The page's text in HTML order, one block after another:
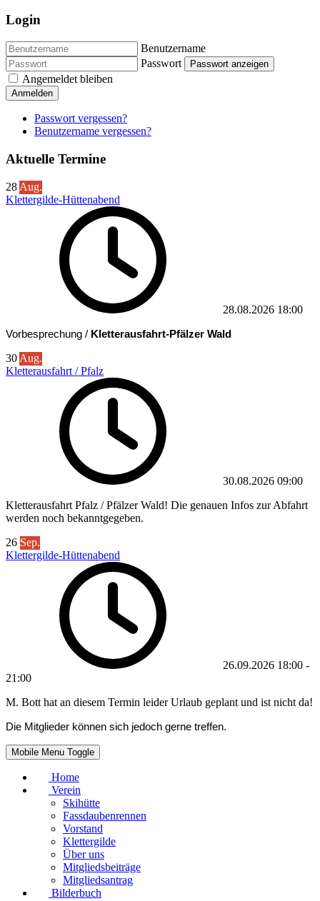
Login
Benutzername
Passwort
Passwort anzeigen
Angemeldet bleiben
Anmelden
Passwort vergessen?
Benutzername vergessen?
Aktuelle Termine
28 Aug.
Klettergilde-Hüttenabend
28.08.2026 18:00
Vorbesprechung / Kletterausfahrt-Pfälzer Wald
30 Aug.
Kletterausfahrt / Pfalz
30.08.2026 09:00
Kletterausfahrt Pfalz / Pfälzer Wald! Die genauen Infos zur Abfahrt
werden noch bekanntgegeben.
26 Sep.
Klettergilde-Hüttenabend
26.09.2026 18:00 -
21:00
M. Bott hat an diesem Termin leider Urlaub geplant und ist nicht da!
Die Mitglieder können sich jedoch gerne treffen.
Mobile Menu Toggle
Home
Verein
Skihütte
Fassdaubenrennen
Vorstand
Klettergilde
Über uns
Mitgliedsbeiträge
Mitgliedsantrag
Bilderbuch